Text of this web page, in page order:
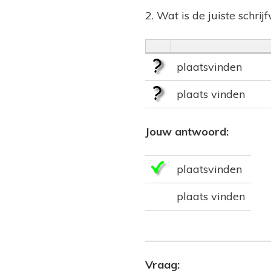
2. Wat is de juiste
plaatsvinden
plaats vinden
Jouw antwoord:
plaatsvinden
plaats vinden
Vraag: